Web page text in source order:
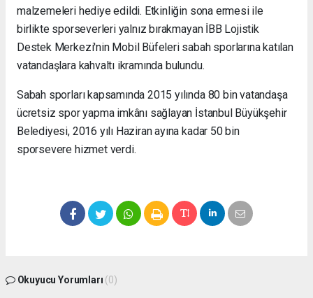
malzemeleri hediye edildi. Etkinliğin sona ermesi ile
birlikte sporseverleri yalnız bırakmayan İBB Lojistik
Destek Merkezi'nin Mobil Büfeleri sabah sporlarına katılan
vatandaşlara kahvaltı ikramında bulundu.
Sabah sporları kapsamında 2015 yılında 80 bin vatandaşa
ücretsiz spor yapma imkânı sağlayan İstanbul Büyükşehir
Belediyesi, 2016 yılı Haziran ayına kadar 50 bin
sporsevere hizmet verdi.
Okuyucu Yorumları (0)